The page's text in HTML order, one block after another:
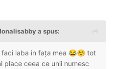
a spus:
laba in fața mea 😂☺️ tot
place ceea ce unii numesc